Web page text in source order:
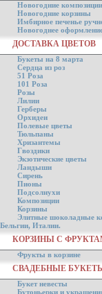
Новогодние композиции
Новогодние корзины
Имбирное печенье
Новогоднее
ДОСТАВКА ЦВЕТОВ
Букеты на 8 марта
Сердца из роз
51 Роза
101 Роза
Розы
Лилии
Герберы
Орхидеи
Полевые цветы
Тюльпаны
Хризантемы
Гвоздики
Экзотические цветы
Ландыши
Сирень
Пионы
Подсолнухи
Композиции
Корзины
Элитные шоколадные
Бельгии, Италии.
КОРЗИНЫ С
Фрукты в корзине
СВАДЕБНЫЕ
Букет невесты
Бутоньерки и